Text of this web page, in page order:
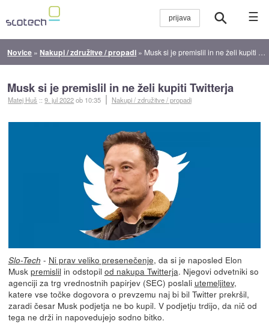
☰
Novice » Nakupi / združitve / propadi » Musk si je premislil in ne želi kupiti Twitterja
Musk si je premislil in ne želi kupiti Twitterja
Matej Huš ::9. jul 2022ob 10:35 Nakupi / združitve / propadi
Slo-Tech - Ni prav veliko presenečenje, da si je naposled Elon
Musk premislil in odstopil od nakupa Twitterja. Njegovi odvetniki so
agenciji za trg vrednostnih papirjev (SEC) poslali utemeljitev,
katere vse točke dogovora o prevzemu naj bi bil Twitter prekršil,
zaradi česar Musk podjetja ne bo kupil. V podjetju trdijo, da nič od
tega ne drži in napovedujejo sodno bitko.